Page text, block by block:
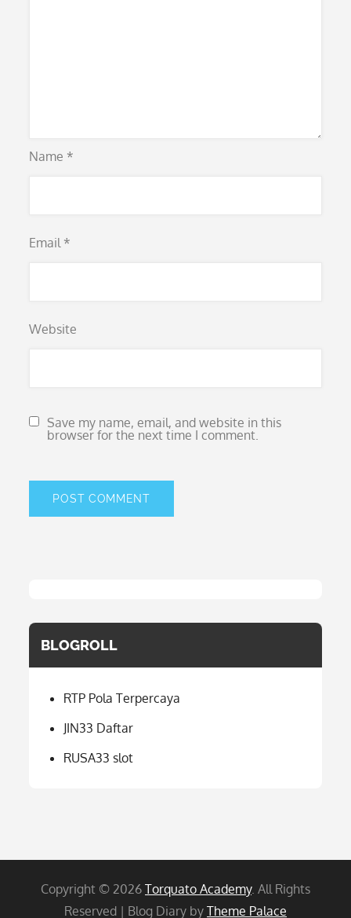
Name *
Email *
Website
Save my name, email, and website in this
browser for the next time I comment.
BLOGROLL
RTP Pola Terpercaya
JIN33 Daftar
RUSA33 slot
Copyright © 2026 Torquato Academy. All Rights
Reserved | Blog Diary by Theme Palace